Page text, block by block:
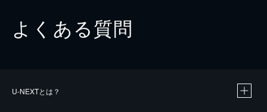
よくある質問
U-NEXTとは？